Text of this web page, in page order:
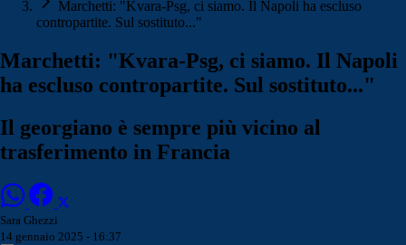
Marchetti: "Kvara-Psg, ci siamo. Il Napoli ha escluso
contropartite. Sul sostituto..."
Marchetti: "Kvara-Psg, ci siamo. Il Napoli
ha escluso contropartite. Sul sostituto..."
Il georgiano è sempre più vicino al
trasferimento in Francia
Sara Ghezzi
14 gennaio 2025 - 16:37